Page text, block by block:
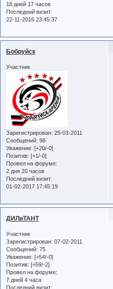
18 дней 17 часов
Последний визит:
22-11-2016 23:45:37
Бобруйск
Участник
Зарегистрирован: 25-03-2011
Сообщений: 98
Уважение: [+20/-0]
Позитив: [+1/-0]
Провел на форуме:
2 дня 20 часов
Последний визит:
01-02-2017 17:45:19
ДИЛиТАНТ
Участник
Зарегистрирован: 07-02-2011
Сообщений: 75
Уважение: [+54/-0]
Позитив: [+59/-2]
Провел на форуме:
7 дней 4 часа
Последний визит: